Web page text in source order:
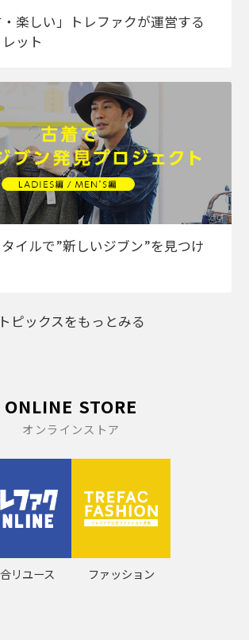
・楽しい」トレファクが運営する
ット
イルで”新しいジブン”を見つけ
トピックスをもっとみる
ONLINE STORE
オンラインストア
リユース ファッション